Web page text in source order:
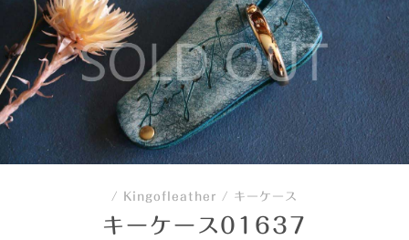
/ Kingofleather / キーケース
キーケース01637